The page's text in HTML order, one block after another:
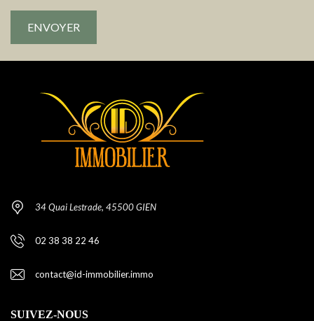
34 Quai Lestrade, 45500 GIEN
02 38 38 22 46
contact@id-immobilier.immo
SUIVEZ-NOUS